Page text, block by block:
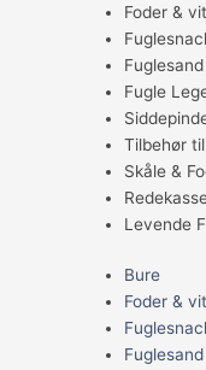
Foder &
Fuglesand
Fugle
Tilbehør
Skåle &
Levende
Bure
Foder &
Fuglesand